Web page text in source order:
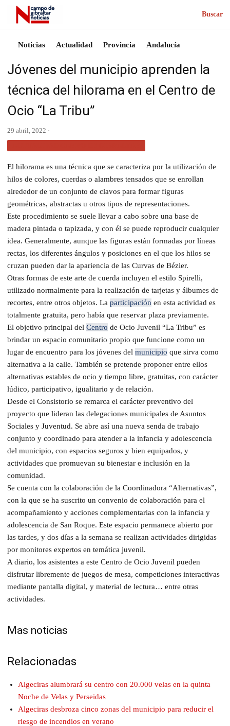
Buscar
Noticias Actualidad Provincia Andalucía
Jóvenes del municipio aprenden la
técnica del hilorama en el Centro de
Ocio “La Tribu”
29 abril, 2022 ·
El hilorama es una técnica que se caracteriza por la utilización de
hilos de colores, cuerdas o alambres tensados que se enrollan
alrededor de un conjunto de clavos para formar figuras
geométricas, abstractas u otros tipos de representaciones.
Este procedimiento se suele llevar a cabo sobre una base de
madera pintada o tapizada, y con él se puede reproducir cualquier
idea. Generalmente, aunque las figuras están formadas por líneas
rectas, los diferentes ángulos y posiciones en el que los hilos se
cruzan pueden dar la apariencia de las Curvas de Bézier.
Otras formas de este arte de cuerda incluyen el estilo Spirelli,
utilizado normalmente para la realización de tarjetas y álbumes de
recortes, entre otros objetos. La participación en esta actividad es
totalmente gratuita, pero había que reservar plaza previamente.
El objetivo principal del Centro de Ocio Juvenil “La Tribu” es
brindar un espacio comunitario propio que funcione como un
lugar de encuentro para los jóvenes del municipio que sirva como
alternativa a la calle. También se pretende proponer entre ellos
alternativas estables de ocio y tiempo libre, gratuitas, con carácter
lúdico, participativo, igualitario y de relación.
Desde el Consistorio se remarca el carácter preventivo del
proyecto que lideran las delegaciones municipales de Asuntos
Sociales y Juventud. Se abre así una nueva senda de trabajo
conjunto y coordinado para atender a la infancia y adolescencia
del municipio, con espacios seguros y bien equipados, y
actividades que promuevan su bienestar e inclusión en la
comunidad.
Se cuenta con la colaboración de la Coordinadora “Alternativas”,
con la que se ha suscrito un convenio de colaboración para el
acompañamiento y acciones complementarias con la infancia y
adolescencia de San Roque. Este espacio permanece abierto por
las tardes, y dos días a la semana se realizan actividades dirigidas
por monitores expertos en temática juvenil.
A diario, los asistentes a este Centro de Ocio Juvenil pueden
disfrutar libremente de juegos de mesa, competiciones interactivas
mediante pantalla digital, y material de lectura… entre otras
actividades.
Mas noticias
Relacionadas
Algeciras alumbrará su centro con 20.000 velas en la quinta
Noche de Velas y Perseidas
Algeciras desbroza cinco zonas del municipio para reducir el
riesgo de incendios en verano